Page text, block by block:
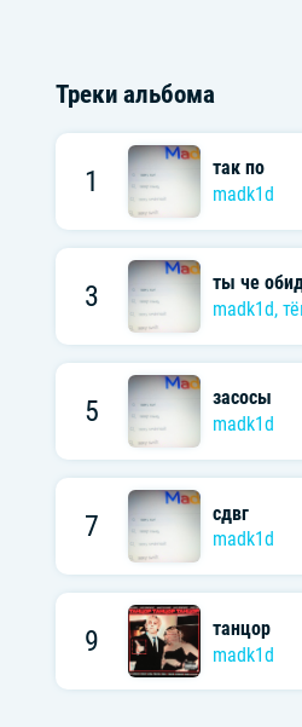
Треки альбома
1
так по
madk1d
3
ты че
madk1d,
5
засосы
madk1d
7
сдвг
madk1d
9
танцор
madk1d